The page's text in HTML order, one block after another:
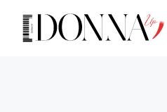
contenuto